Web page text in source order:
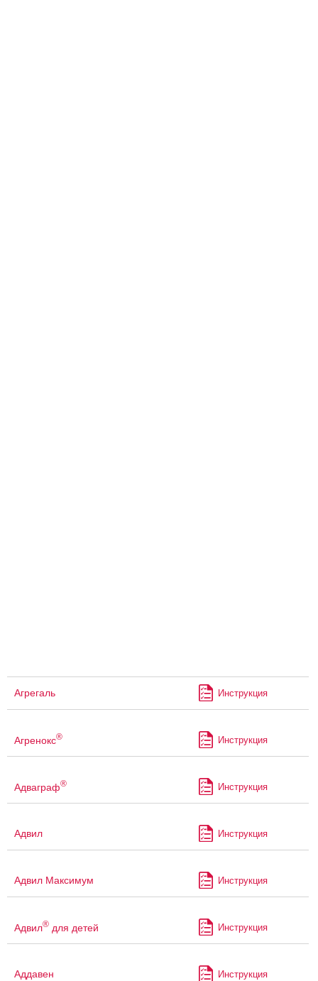
Агрегаль Инструкция
Агренокс® Инструкция
Адваграф® Инструкция
Адвил Инструкция
Адвил Максимум Инструкция
Адвил® для детей Инструкция
Аддавен Инструкция